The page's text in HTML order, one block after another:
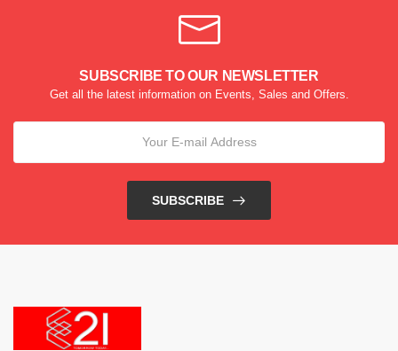
SUBSCRIBE TO OUR NEWSLETTER
Get all the latest information on Events, Sales and Offers.
SUBSCRIBE